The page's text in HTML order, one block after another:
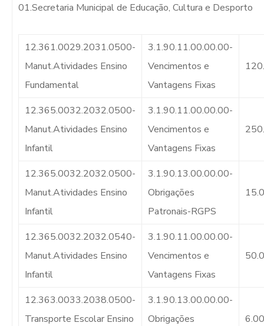
01.Secretaria Municipal de Educação, Cultura e Desporto
12.361.0029.2031.0500-
Manut.Atividades Ensino
Fundamental
3.1.90.11.00.00.00-
Vencimentos e
Vantagens Fixas
12.365.0032.2032.0500-
Manut.Atividades Ensino
Infantil
3.1.90.11.00.00.00-
Vencimentos e
Vantagens Fixas
12.365.0032.2032.0500-
Manut.Atividades Ensino
Infantil
3.1.90.13.00.00.00-
Obrigações
Patronais-RGPS
12.365.0032.2032.0540-
Manut.Atividades Ensino
Infantil
3.1.90.11.00.00.00-
Vencimentos e
Vantagens Fixas
12.363.0033.2038.0500-
Transporte Escolar Ensino
3.1.90.13.00.00.00-
Obrigações